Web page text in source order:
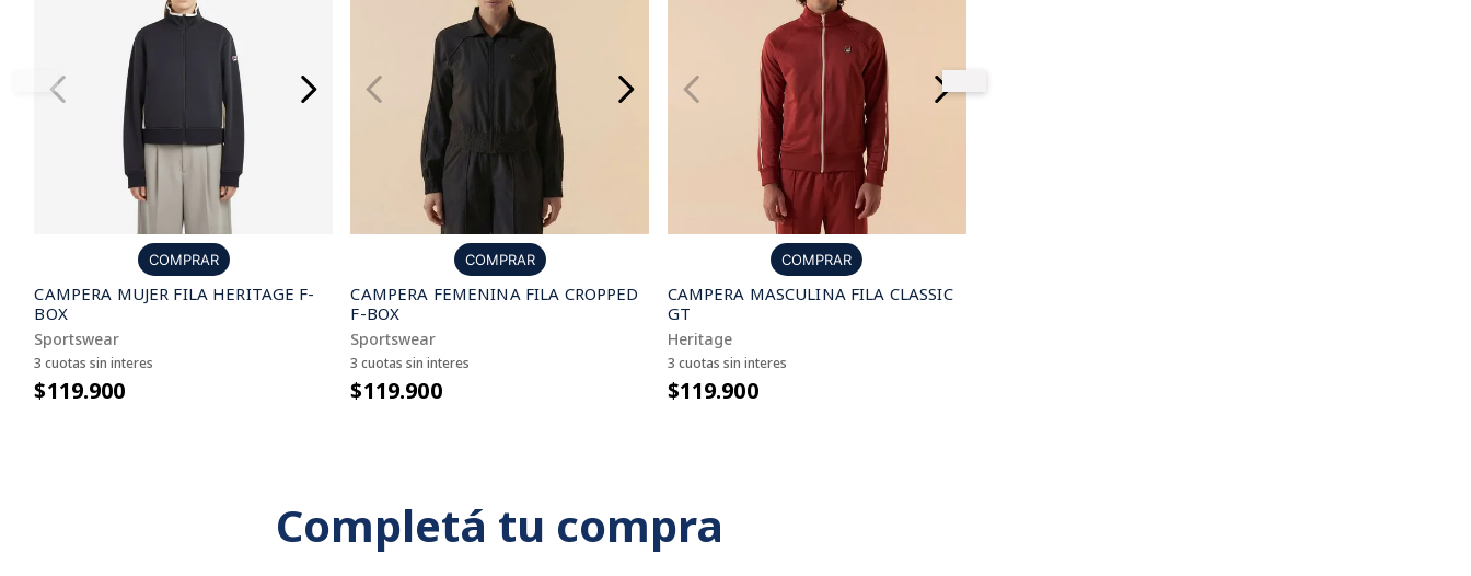
COMPRAR
CAMPERA MUJER FILA HERITAGE F-
BOX
Sportswear
3 cuotas sin interes
$119.900
COMPRAR
CAMPERA FEMENINA FILA CROPPED
F-BOX
Sportswear
3 cuotas sin interes
$119.900
COMPRAR
CAMPERA MASCULINA FILA CLASSIC
GT
Heritage
3 cuotas sin interes
$119.900
Completá tu compra